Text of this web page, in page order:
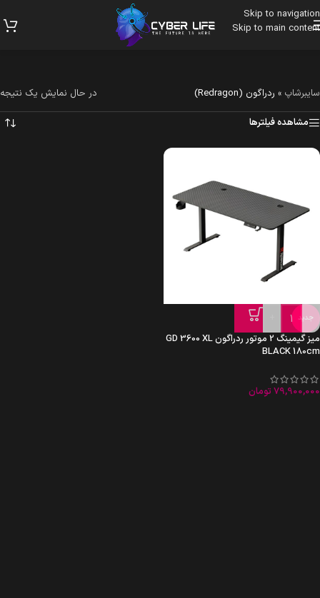
Skip to navigation
Skip to main content
سایبرشاپ » ردراگون (Redragon) در حال نمایش یک نتیجه
مشاهده فیلترها
جدید
-
میز گیمینگ 2 موتور ردراگون GD 3600 XL
BLACK 180cm
79,900,000 تومان